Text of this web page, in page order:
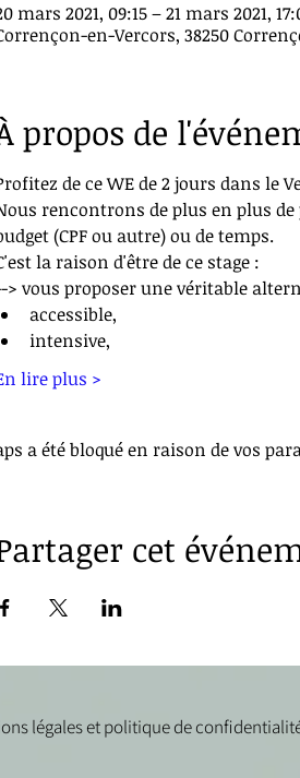
mars 2021, 09:15 – 21 mars 2021,
en-Vercors, 38250
propos de
de ce WE de 2 jours dans le
rencontrons de plus en plus
(CPF ou autre) ou de temps.
la raison d'être de ce stage :
> vous proposer une véritable
accessible,
intensive,
lire plus >
a été bloqué en raison de vos
cet
légales et politique de